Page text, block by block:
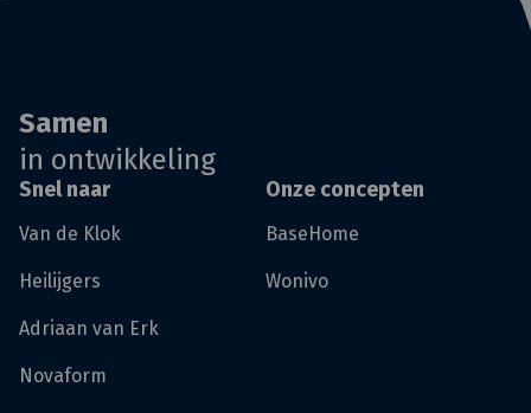
Samen
in ontwikkeling
Snel naar
Van de Klok
Heilijgers
Adriaan van Erk
Novaform
Onze concepten
BaseHome
Wonivo